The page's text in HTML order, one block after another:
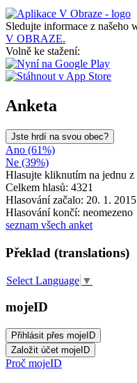
Sledujte informace z našeho
V OBRAZE.
Volně ke stažení:
Anketa
Jste hrdí na svou obec?
Ano (61%)
Ne (39%)
Hlasujte kliknutím na jednu z
Celkem hlasů: 4321
Hlasování začalo: 20. 1. 2015
Hlasování končí: neomezeno
seznam všech anket
Překlad (translations)
Select Language ▼
mojeID
Proč mojeID